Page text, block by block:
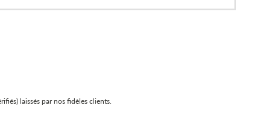
laissés par nos fidèles clients.